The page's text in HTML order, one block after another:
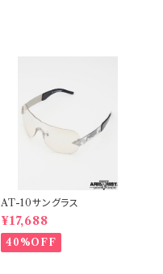
AT-10サングラス
¥17,688
40%OFF